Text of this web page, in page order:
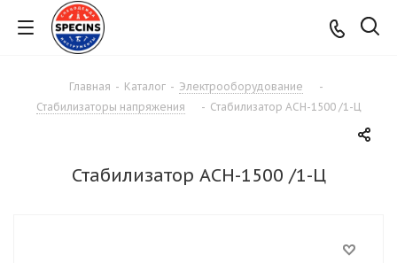
Главная - Каталог - Электрооборудование
-
Стабилизаторы напряжения
- Стабилизатор АСН-1500 /1-Ц
Стабилизатор АСН-1500 /1-Ц